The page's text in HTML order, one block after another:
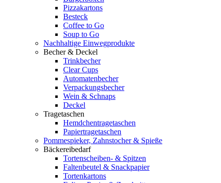
Pizzakartons
Besteck
Coffee to Go
Soup to Go
Nachhaltige Einwegprodukte
Becher & Deckel
Trinkbecher
Clear Cups
Automatenbecher
Verpackungsbecher
Wein & Schnaps
Deckel
Tragetaschen
Hemdchentragetaschen
Papiertragetaschen
Pommespieker, Zahnstocher & Spieße
Bäckereibedarf
Tortenscheiben- & Spitzen
Faltenbeutel & Snackpapier
Tortenkartons